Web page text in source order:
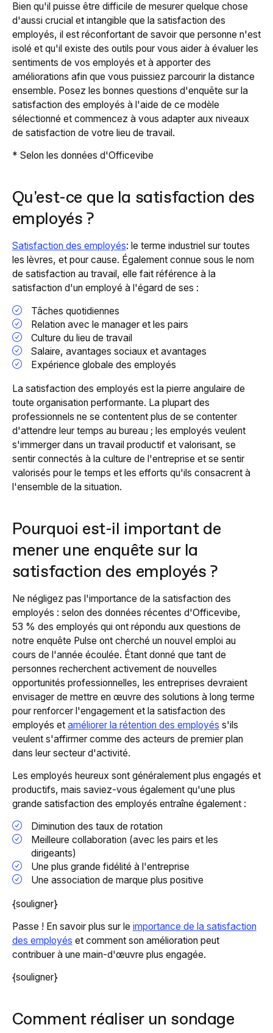
Bien qu'il puisse être difficile de mesurer quelque chose
d'aussi crucial et intangible que la satisfaction des
employés, il est réconfortant de savoir que personne n'est
isolé et qu'il existe des outils pour vous aider à évaluer les
sentiments de vos employés et à apporter des
améliorations afin que vous puissiez parcourir la distance
ensemble. Posez les bonnes questions d'enquête sur la
satisfaction des employés à l'aide de ce modèle
sélectionné et commencez à vous adapter aux niveaux
de satisfaction de votre lieu de travail.
* Selon les données d'Officevibe
Qu'est-ce que la satisfaction des
employés ?
Satisfaction des employés: le terme industriel sur toutes
les lèvres, et pour cause. Également connue sous le nom
de satisfaction au travail, elle fait référence à la
satisfaction d'un employé à l'égard de ses :
Tâches quotidiennes
Relation avec le manager et les pairs
Culture du lieu de travail
Salaire, avantages sociaux et avantages
Expérience globale des employés
La satisfaction des employés est la pierre angulaire de
toute organisation performante. La plupart des
professionnels ne se contentent plus de se contenter
d'attendre leur temps au bureau ; les employés veulent
s'immerger dans un travail productif et valorisant, se
sentir connectés à la culture de l'entreprise et se sentir
valorisés pour le temps et les efforts qu'ils consacrent à
l'ensemble de la situation.
Pourquoi est-il important de
mener une enquête sur la
satisfaction des employés ?
Ne négligez pas l'importance de la satisfaction des
employés : selon des données récentes d'Officevibe,
53 % des employés qui ont répondu aux questions de
notre enquête Pulse ont cherché un nouvel emploi au
cours de l'année écoulée. Étant donné que tant de
personnes recherchent activement de nouvelles
opportunités professionnelles, les entreprises devraient
envisager de mettre en œuvre des solutions à long terme
pour renforcer l'engagement et la satisfaction des
employés et améliorer la rétention des employés s'ils
veulent s'affirmer comme des acteurs de premier plan
dans leur secteur d'activité.
Les employés heureux sont généralement plus engagés et
productifs, mais saviez-vous également qu'une plus
grande satisfaction des employés entraîne également :
Diminution des taux de rotation
Meilleure collaboration (avec les pairs et les
dirigeants)
Une plus grande fidélité à l'entreprise
Une association de marque plus positive
{souligner}
Passe ! En savoir plus sur le importance de la satisfaction
des employés et comment son amélioration peut
contribuer à une main-d'œuvre plus engagée.
{souligner}
Comment réaliser un sondage